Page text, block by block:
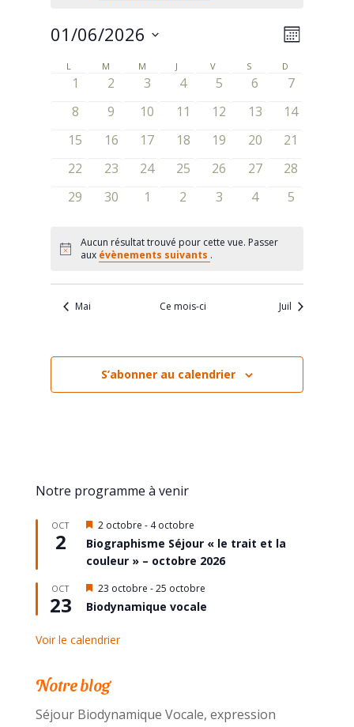
par
vues
Mois
01/06/2026
Calendrier
Évènements
L M M MERCREDI
J V VENDREDI
SSAMEDI D
01
0
2
0
3
0
4
0
5
0
6
0
7
0
8
0
9
010
011
012
013
014
015
016
017
018
019
0
20
0
21
0
22
0
23
0
24
0
25
0
26
0
27
0
28
0
29
0
30
01
0
2
0
3
0
4
0
5
Notice
Aucun résultat trouvé pour cette vue. Passer
aux évènements suivants .
Mai Ce mois-ci Juil
S’abonner au calendrier
Notre programme à venir
OCT
2
Mis
avant
2 octobre - 4 octobre
Biographisme Séjour « le trait et la
couleur » – octobre 2026
OCT
23
Mis
avant
23 octobre -25 octobre
Biodynamique vocale
Voir le calendrier
Notre blog
Séjour Biodynamique Vocale, expression